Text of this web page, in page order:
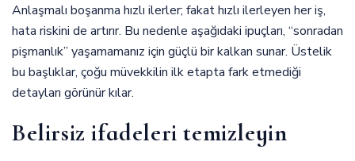
Anlaşmalı boşanma hızlı ilerler; fakat hızlı ilerleyen her iş,
hata riskini de artırır. Bu nedenle aşağıdaki ipuçları, “sonradan
pişmanlık” yaşamamanız için güçlü bir kalkan sunar. Üstelik
bu başlıklar, çoğu müvekkilin ilk etapta fark etmediği
detayları görünür kılar.
Belirsiz ifadeleri temizleyin